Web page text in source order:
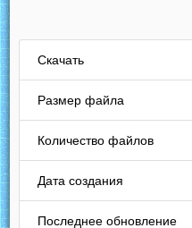
Скачать
Размер файла
Количество файлов
Дата создания
Последнее обновление